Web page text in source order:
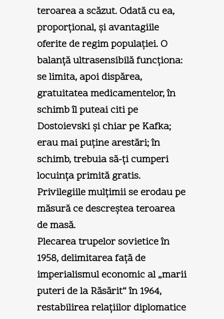
teroarea a scăzut. Odată cu ea,
proporţional, şi avantagiile
oferite de regim populaţiei. O
balanţă ultrasensibilă funcţiona:
se limita, apoi dispărea,
gratuitatea medicamentelor, în
schimb îl puteai citi pe
Dostoievski şi chiar pe Kafka;
erau mai puţine arestări; în
schimb, trebuia să-ţi cumperi
locuinţa primită gratis.
Privilegiile mulţimii se erodau pe
măsură ce descreştea teroarea
de masă.
Plecarea trupelor sovietice în
1958, delimitarea faţă de
imperialismul economic al „marii
puteri de la Răsărit“ în 1964,
restabilirea relaţiilor diplomatice